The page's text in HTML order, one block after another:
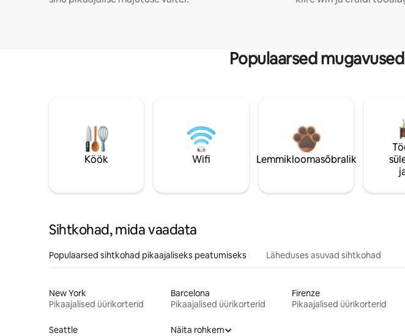
Populaarsed
Köök Wifi Lemmikloomasõbralik
Sihtkohad, mida vaadata
Populaarsed sihtkohad pikaajaliseks peatumiseks Läheduses asuvad sihtkohad
New York
Pikaajalised üürikorterid
Barcelona
Pikaajalised üürikorterid
Firenze
Pikaajalised üürikorterid
Seattle
Näita rohkem